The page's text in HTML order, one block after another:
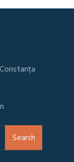
Search